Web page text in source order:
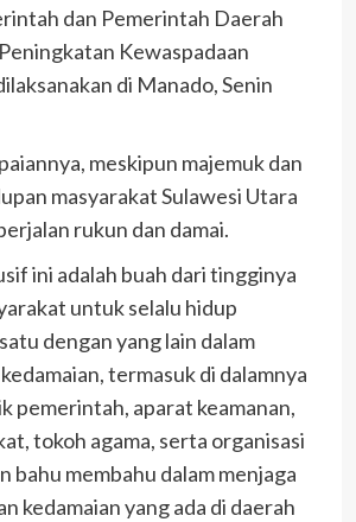
dan Pemerintah Daerah
Kewaspadaan
di Manado, Senin
meskipun majemuk dan
masyarakat Sulawesi Utara
rukun dan damai.
ini adalah buah dari tingginya
untuk selalu hidup
dengan yang lain dalam
termasuk di dalamnya
pemerintah, aparat keamanan,
tokoh agama, serta organisasi
bahu membahu dalam menjaga
kedamaian yang ada di daerah